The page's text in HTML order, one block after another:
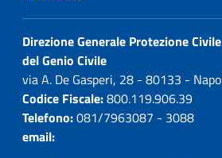
Direzione Generale Protezione
del Genio Civile
via A. De Gasperi, 28 - 80133 -
Codice Fiscale:800.119.906.39
Telefono:081/7963087 - 3088
email: